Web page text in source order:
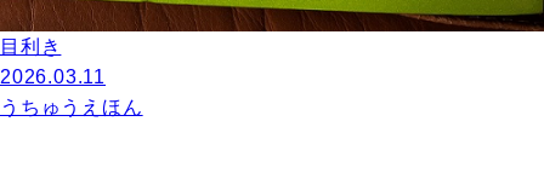
目利き
2026.03.11
うちゅうえほん